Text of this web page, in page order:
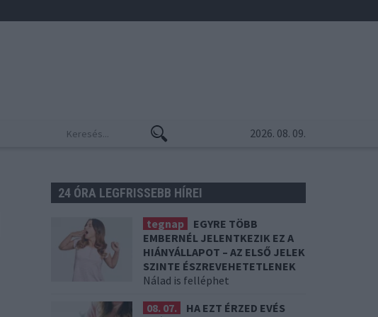
2026. 08. 09.
24 ÓRA LEGFRISSEBB HÍREI
tegnap
EGYRE TÖBB
EMBERNÉL JELENTKEZIK EZ A
HIÁNYÁLLAPOT – AZ ELSŐ JELEK
SZINTE ÉSZREVEHETETLENEK
Nálad is felléphet
08. 07.
HA EZT ÉRZED EVÉS